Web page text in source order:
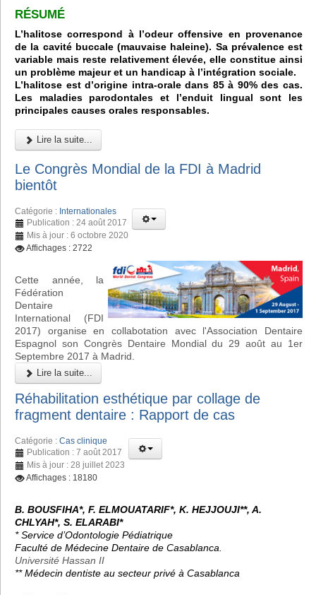
RÉSUMÉ
L’halitose correspond à l’odeur offensive en provenance
de la cavité buccale (mauvaise haleine). Sa prévalence est
variable mais reste relativement élevée, elle constitue ainsi
un problème majeur et un handicap à l’intégration sociale.
L’halitose est d’origine intra-orale dans 85 à 90% des cas.
Les maladies parodontales et l’enduit lingual sont les
principales causes orales responsables.
Lire la suite...
Le Congrès Mondial de la FDI à Madrid
bientôt
Catégorie : Internationales
Publication : 24 août 2017
Mis à jour : 6 octobre 2020
Affichages : 2722
Cette année, la
Fédération
Dentaire
International (FDI
2017) organise en collabotation avec l'Association Dentaire
Espagnol son Congrès Dentaire Mondial du 29 août au 1er
Septembre 2017 à Madrid.
Lire la suite...
Réhabilitation esthétique par collage de
fragment dentaire : Rapport de cas
Catégorie : Cas clinique
Publication : 7 août 2017
Mis à jour : 28 juillet 2023
Affichages : 18180
B. BOUSFIHA*, F. ELMOUATARIF*, K. HEJJOUJI**, A.
CHLYAH*, S. ELARABI*
* Service d’Odontologie Pédiatrique
Faculté de Médecine Dentaire de Casablanca.
Université Hassan II
**Médecin dentiste au secteur privé à Casablanca